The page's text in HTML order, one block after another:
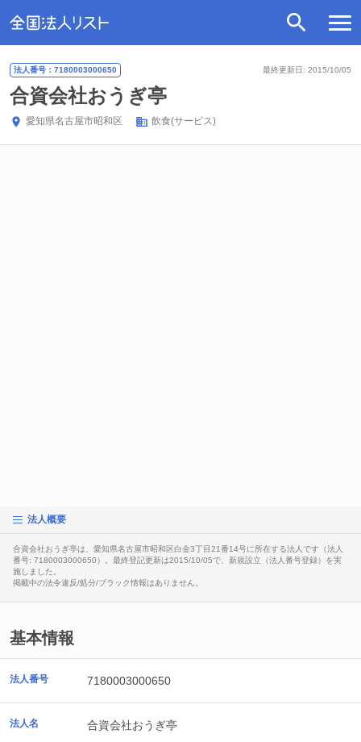
最終更新日: 2015/10/05
法人番号：7180003000650
合資会社おうぎ亭
愛知県名古屋市昭和区 飲食(サービス)
法人概要
合資会社おうぎ亭は、愛知県名古屋市昭和区白金3丁目21番14号に所在する法人です（法人
番号: 7180003000650）。最終登記更新は2015/10/05で、新規設立（法人番号登録）を実
施しました。
掲載中の法令違反/処分/ブラック情報はありません。
基本情報
法人番号 7180003000650
法人名 合資会社おうぎ亭